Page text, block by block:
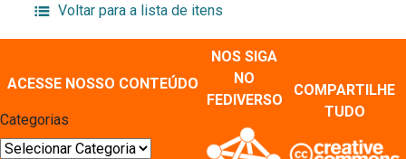
Voltar para a lista de itens
ACESSE NOSSO CONTEÚDO
Categorias
NOS SIGA
NO
FEDIVERSO
COMPARTILHE
TUDO